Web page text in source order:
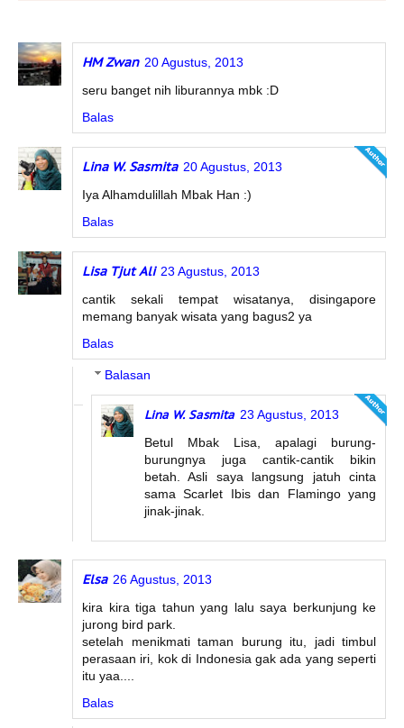
HM Zwan 20 Agustus, 2013
seru banget nih liburannya mbk :D
Balas
Lina W. Sasmita 20 Agustus, 2013
Iya Alhamdulillah Mbak Han :)
Balas
Lisa Tjut Ali 23 Agustus, 2013
cantik sekali tempat wisatanya, disingapore
memang banyak wisata yang bagus2 ya
Balas
Balasan
Lina W. Sasmita 23 Agustus, 2013
Betul Mbak Lisa, apalagi burung-
burungnya juga cantik-cantik bikin
betah. Asli saya langsung jatuh cinta
sama Scarlet Ibis dan Flamingo yang
jinak-jinak.
Elsa 26 Agustus, 2013
kira kira tiga tahun yang lalu saya berkunjung ke
jurong bird park.
setelah menikmati taman burung itu, jadi timbul
perasaan iri, kok di Indonesia gak ada yang seperti
itu yaa....
Balas